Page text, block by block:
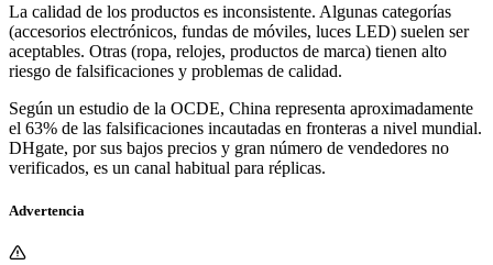
La calidad de los productos es inconsistente. Algunas categorías
(accesorios electrónicos, fundas de móviles, luces LED) suelen ser
aceptables. Otras (ropa, relojes, productos de marca) tienen alto
riesgo de falsificaciones y problemas de calidad.
Según un estudio de la OCDE, China representa aproximadamente
el 63% de las falsificaciones incautadas en fronteras a nivel mundial.
DHgate, por sus bajos precios y gran número de vendedores no
verificados, es un canal habitual para réplicas.
Advertencia